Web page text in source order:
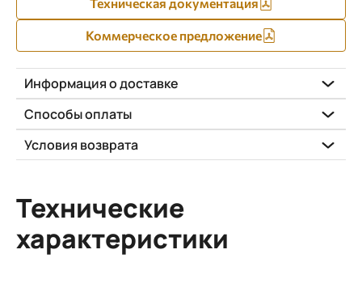
Техническая документация
Коммерческое предложение
Информация о доставке
Способы оплаты
Условия возврата
Технические
характеристики